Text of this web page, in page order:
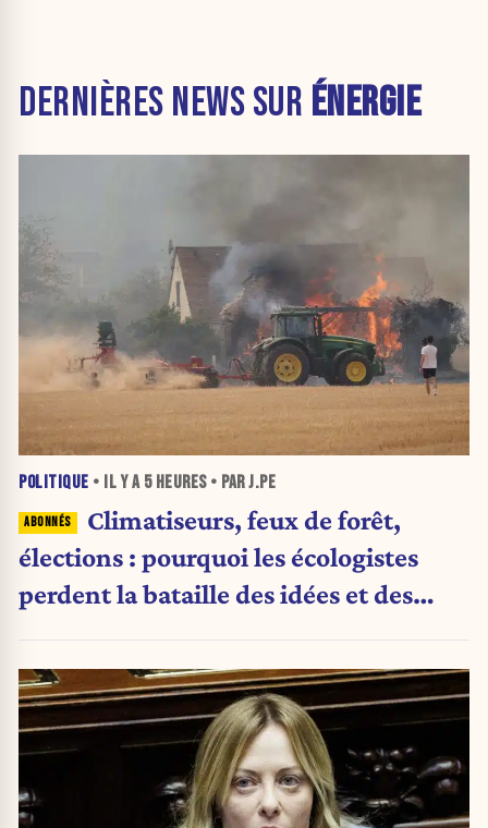
DERNIÈRES NEWS SUR ÉNERGIE
POLITIQUE • IL Y A 5 HEURES• PAR J.PE
Climatiseurs, feux de forêt,
élections : pourquoi les écologistes
perdent la bataille des idées et des